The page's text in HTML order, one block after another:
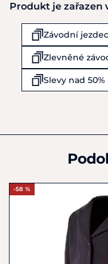
EQUILINE S.r.l.
Via dell´Economia 5
Trebaseleghe
IT35010
+39 049 9386552
Produkt je zařazen
Závodní
Zlevněné
Slevy nad 50%
-58 %